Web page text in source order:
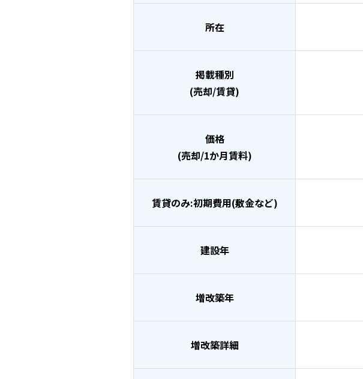
所在
掲載種別
(売却/賃貸)
価格
(売却/1か月賃料)
賃貸のみ:初期費用(敷金など)
建設年
増改築年
増改築詳細